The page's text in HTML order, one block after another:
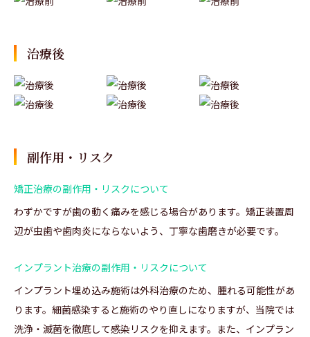
治療後
副作用・リスク
矯正治療の副作用・リスクについて
わずかですが歯の動く痛みを感じる場合があります。矯正装置周
辺が虫歯や歯肉炎にならないよう、丁寧な歯磨きが必要です。
インプラント治療の副作用・リスクについて
インプラント埋め込み施術は外科治療のため、腫れる可能性があ
ります。細菌感染すると施術のやり直しになりますが、当院では
洗浄・滅菌を徹底して感染リスクを抑えます。また、インプラン